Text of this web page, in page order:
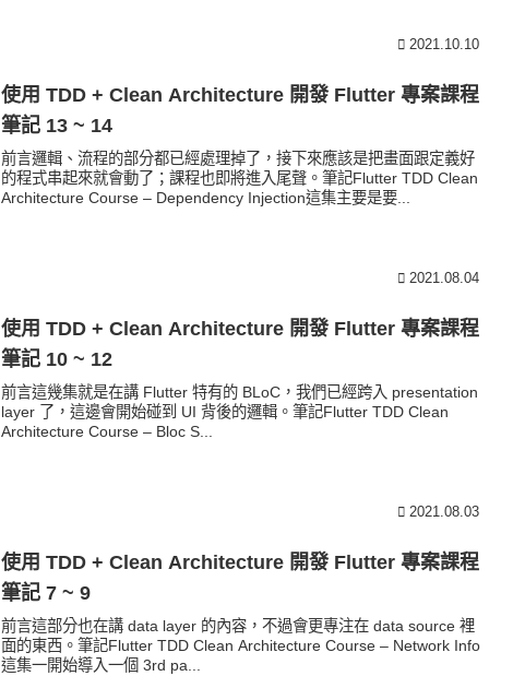
2021.10.10
使用 TDD + Clean Architecture 開發 Flutter 專案課程
筆記 13 ~ 14
前言邏輯、流程的部分都已經處理掉了，接下來應該是把畫面跟定義好
的程式串起來就會動了；課程也即將進入尾聲。筆記Flutter TDD Clean
Architecture Course – Dependency Injection這集主要是要...
2021.08.04
使用 TDD + Clean Architecture 開發 Flutter 專案課程
筆記 10 ~ 12
前言這幾集就是在講 Flutter 特有的 BLoC，我們已經跨入 presentation
layer 了，這邊會開始碰到 UI 背後的邏輯。筆記Flutter TDD Clean
Architecture Course – Bloc S...
2021.08.03
使用 TDD + Clean Architecture 開發 Flutter 專案課程
筆記 7 ~ 9
前言這部分也在講 data layer 的內容，不過會更專注在 data source 裡
面的東西。筆記Flutter TDD Clean Architecture Course – Network Info
這集一開始導入一個 3rd pa...